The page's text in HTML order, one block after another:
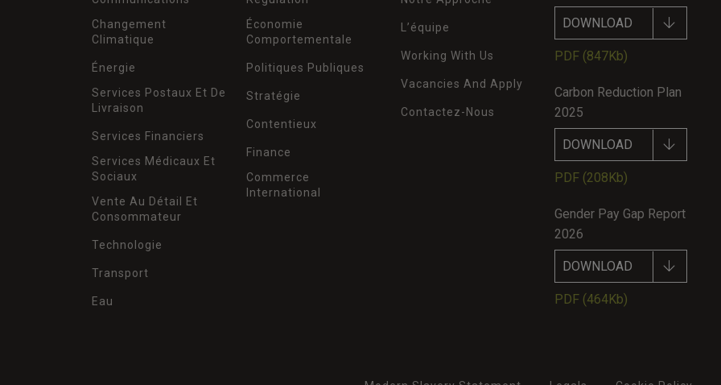
Changement
Climatique
Énergie
Services Postaux Et De
Livraison
Services Financiers
Services Médicaux Et
Sociaux
Vente Au Détail Et
Consommateur
Technologie
Transport
Eau
Économie
Comportementale
Politiques Publiques
Stratégie
Contentieux
Finance
Commerce
International
L’équipe
Working With Us
Vacancies And Apply
Contactez-Nous
DOWNLOAD
PDF (847Kb)
Carbon Reduction Plan
2025
DOWNLOAD
PDF (208Kb)
Gender Pay Gap Report
2026
DOWNLOAD
PDF (464Kb)